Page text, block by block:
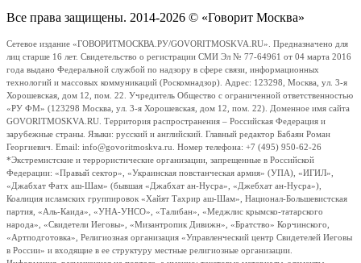
Все права защищены. 2014-2026 © «Говорит Москва»
Сетевое издание «ГОВОРИТМОСКВА.РУ/GOVORITMOSKVA.RU». Предназначено для
лиц старше 16 лет. Свидетельство о регистрации СМИ Эл № 77-64961 от 04 марта 2016
года выдано Федеральной службой по надзору в сфере связи, информационных
технологий и массовых коммуникаций (Роскомнадзор). Адрес: 123298, Москва, ул. 3-я
Хорошевская, дом 12, пом. 22. Учредитель Общество с ограниченной ответственностью
«РУ ФМ» (123298 Москва, ул. 3-я Хорошевская, дом 12, пом. 22). Доменное имя сайта
GOVORITMOSKVA.RU. Территория распространения – Российская Федерация и
зарубежные страны. Языки: русский и английский. Главный редактор Бабаян Роман
Георгиевич. Email: info@govoritmoskva.ru. Номер телефона: +7 (495) 950-62-26
*Экстремистские и террористические организации, запрещенные в Российской
Федерации: «Правый сектор», «Украинская повстанческая армия» (УПА), «ИГИЛ»,
«Джабхат Фатх аш-Шам» (бывшая «Джабхат ан-Нусра», «Джебхат ан-Нусра»),
Коалиция исламских группировок «Хайят Тахрир аш-Шам», Национал-Большевистская
партия, «Аль-Каида», «УНА-УНСО», «Талибан», «Меджлис крымско-татарского
народа», «Свидетели Иеговы», «Мизантропик Дивижн», «Братство» Корчинского,
«Артподготовка», Религиозная организация «Управленческий центр Свидетелей Иеговы
в России» и входящие в ее структуру местные религиозные организации.